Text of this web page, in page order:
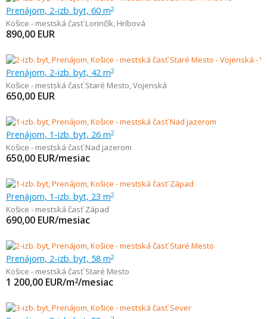
Prenájom, 2-izb. byt, 60 m2
Košice - mestská časť Lorinčík, Hríbová
890,00 EUR
Prenájom, 2-izb. byt, 42 m2
Košice - mestská časť Staré Mesto,Vojenská
650,00 EUR
Prenájom, 1-izb. byt, 26 m2
Košice - mestská časť Nad jazerom
650,00 EUR/mesiac
Prenájom, 1-izb. byt, 23 m2
Košice - mestská časť Západ
690,00 EUR/mesiac
Prenájom, 2-izb. byt, 58 m2
Košice - mestská časť Staré Mesto
1 200,00 EUR/m2/mesiac